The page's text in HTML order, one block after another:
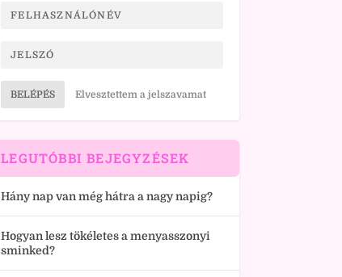
BELÉPÉS Elvesztettem a jelszavamat
LEGUTÓBBI BEJEGYZÉSEK
Hány nap van még hátra a nagy napig?
Hogyan lesz tökéletes a menyasszonyi
sminked?